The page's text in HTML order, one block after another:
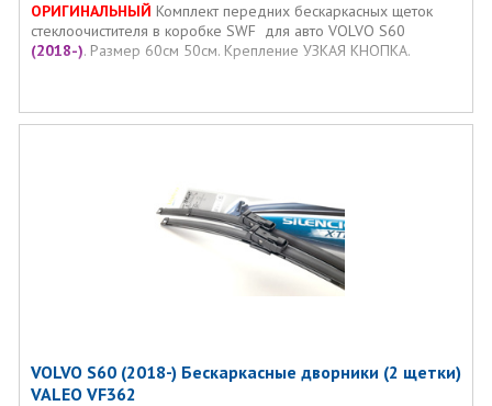
ОРИГИНАЛЬНЫЙ Комплект передних бескаркасных щеток
стеклоочистителя в коробке SWF для авто VOLVO S60
(2018-). Размер 60см 50см. Крепление УЗКАЯ КНОПКА.
VOLVO S60 (2018-) Бескаркасные дворники (2 щетки)
VALEO VF362